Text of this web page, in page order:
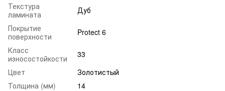
Текстура
ламината
Дуб
Покрытие
поверхности
Protect 6
Класс
износостойкости
33
Цвет
Золотистый
Толщина (мм)
14